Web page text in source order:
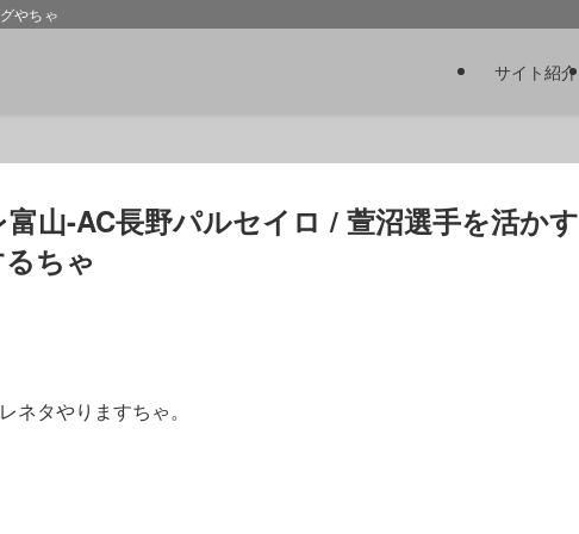
やちゃ
サイト紹介
山-AC長野パルセイロ / 萱沼選手を活かす
るちゃ
ネタやりますちゃ。